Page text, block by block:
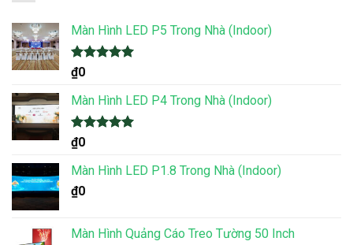
Màn Hình LED P5 Trong Nhà (Indoor)
Được xếp
hạng
5 sao
₫0
Màn Hình LED P4 Trong Nhà (Indoor)
Được xếp
hạng
5 sao
₫0
Màn Hình LED P1.8 Trong Nhà (Indoor)
₫0
Màn Hình Quảng Cáo Treo Tường 50 Inch